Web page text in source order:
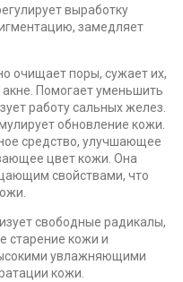
выработку
замедляет
очищает поры, сужает их,
Помогает уменьшить
работу сальных желез.
обновление кожи.
средство, улучшающее
цвет кожи. Она
свойствами, что
свободные радикалы,
старение кожи и
увлажняющими
кожи.